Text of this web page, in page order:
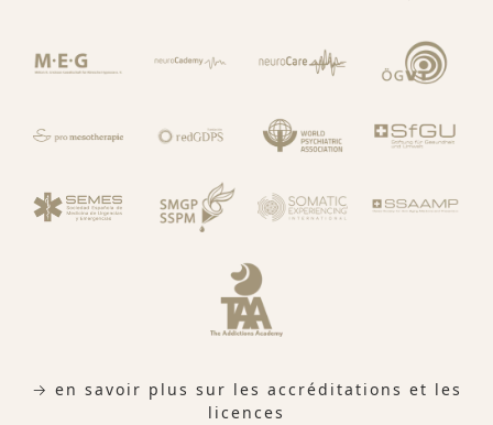
→ en savoir plus sur les accréditations et les
licences